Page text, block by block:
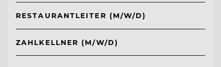
RESTAURANTLEITER (M/W/D)
ZAHLKELLNER (M/W/D)